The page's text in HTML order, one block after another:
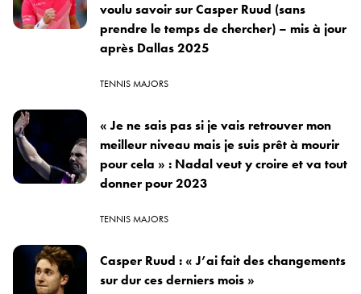
voulu savoir sur Casper Ruud (sans
prendre le temps de chercher) – mis à jour
après Dallas 2025
TENNIS MAJORS
« Je ne sais pas si je vais retrouver mon
meilleur niveau mais je suis prêt à mourir
pour cela » : Nadal veut y croire et va tout
donner pour 2023
TENNIS MAJORS
Casper Ruud : « J’ai fait des changements
sur dur ces derniers mois »